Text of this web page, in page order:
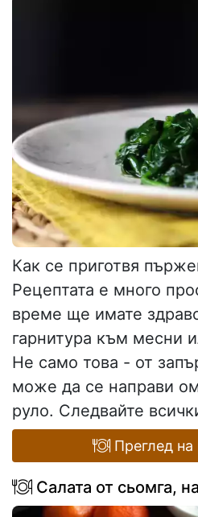
Как се приготвя
Рецептата е много
време ще имате
гарнитура към месни
Не само това - от
може да се направи
руло. Следвайте
Преглед на
Салата от сьомга,